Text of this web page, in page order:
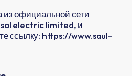
из официальной сети
sol electric limited, и
ссылку: https://www.saul-